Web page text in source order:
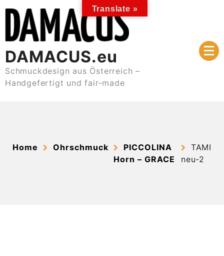
content
DAMACUS.eu
Schmuckdesign aus Österreich –
Handgefertigt und fair-made
Home Ohrschmuck
PICCOLINA
Horn – GRACE
TAMI
neu-2
Translate »